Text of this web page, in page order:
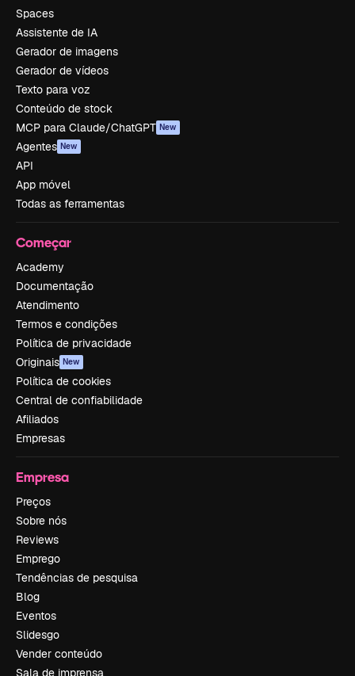
Spaces
Assistente de IA
Gerador de imagens
Gerador de vídeos
Texto para voz
Conteúdo de stock
MCP para Claude/ChatGPT New
Agentes New
API
App móvel
Todas as ferramentas
Começar
Academy
Documentação
Atendimento
Termos e condições
Política de privacidade
Originais New
Política de cookies
Central de confiabilidade
Afiliados
Empresas
Empresa
Preços
Sobre nós
Reviews
Emprego
Tendências de pesquisa
Blog
Eventos
Slidesgo
Vender conteúdo
Sala de imprensa